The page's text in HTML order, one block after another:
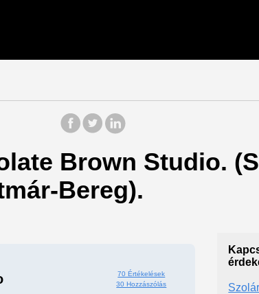
Brown Studio.
Bereg).
70 Értékelések
30 Hozzászólás